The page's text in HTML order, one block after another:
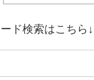
ド検索はこちら↓